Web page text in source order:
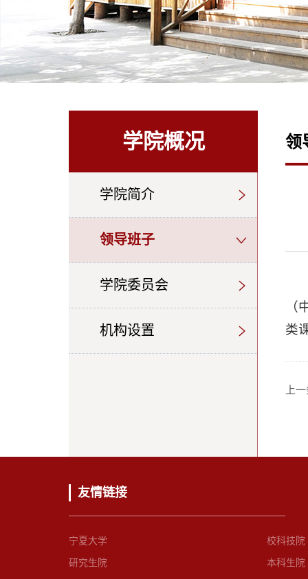
学院概况
学院简介
领导班子
学院委员会
机构设置
领
（
类
上
友情链接
宁夏大学 校科技院
研究生院 本科生院